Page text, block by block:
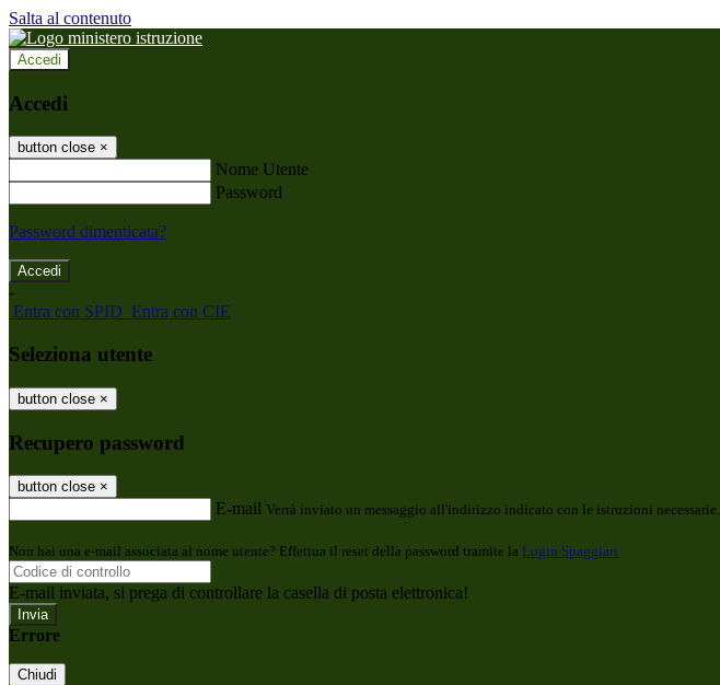
Salta al contenuto
Accedi
Accedi
button close ×
Nome Utente
Password
Password dimenticata?
-
Entra con SPID Entra con CIE
Seleziona utente
button close ×
Recupero password
button close ×
E-mail Verrà inviato un messaggio all'indirizzo indicato con le istruzioni necessarie.
Non hai una e-mail associata al nome utente? Effettua il reset della password tramite la Login Spaggiari
E-mail inviata, si prega di controllare la casella di posta elettronica!
Errore
Chiudi